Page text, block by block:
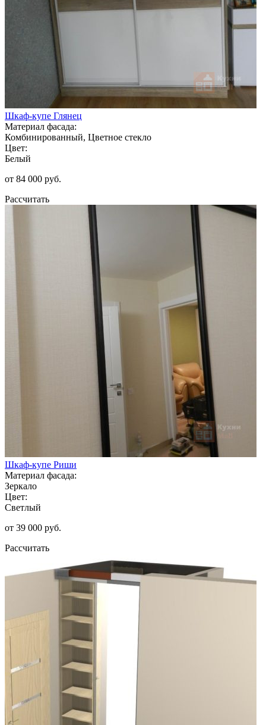
Шкаф-купе Глянец
Материал фасада:
Комбинированный, Цветное стекло
Цвет:
Белый
от 84 000 руб.
Рассчитать
Шкаф-купе Риши
Материал фасада:
Зеркало
Цвет:
Светлый
от 39 000 руб.
Рассчитать